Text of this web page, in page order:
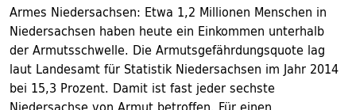
Armes Niedersachsen: Etwa 1,2 Millionen Menschen in
Niedersachsen haben heute ein Einkommen unterhalb
der Armutsschwelle. Die Armutsgefährdungsquote lag
laut Landesamt für Statistik Niedersachsen im Jahr 2014
bei 15,3 Prozent. Damit ist fast jeder sechste